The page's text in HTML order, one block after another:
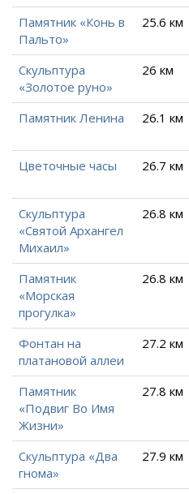
Памятник «Конь в
Пальто»
25.6 км
Скульптура
«Золотое руно»
26 км
Памятник Ленина 26.1 км
Цветочные часы 26.7 км
Скульптура
«Святой Архангел
Михаил»
26.8 км
Памятник
«Морская
прогулка»
26.8 км
Фонтан на
платановой аллеи
27.2 км
Памятник
«Подвиг Во Имя
Жизни»
27.8 км
Скульптура «Два
гнома»
27.9 км